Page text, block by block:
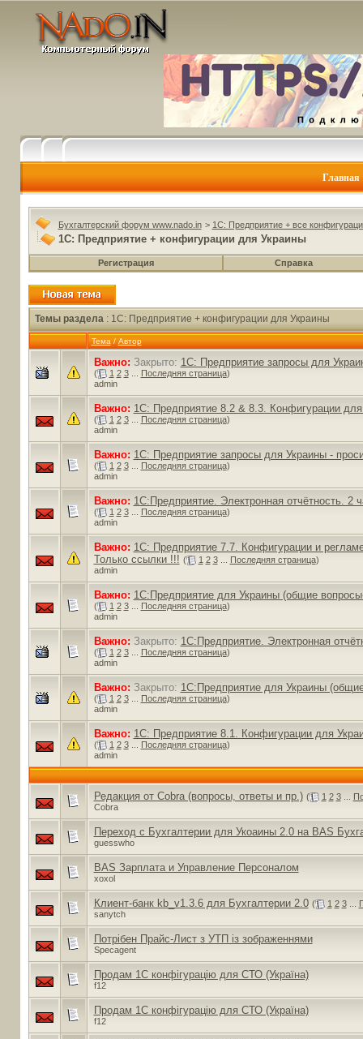
Главная
Бухгалтерский форум www.nado.in > 1C: Предприятие + все
1C: Предприятие + конфигурации для Украины
Регистрация Справка
Темы раздела: 1C: Предприятие + конфигурации для Украины
Тема / Автор
Важно: Закрыто: 1С: Предприятие запросы для
( 1 2 3... Последняя страница)
admin
Важно: 1С: Предприятие 8.2 & 8.3. Конфигурации
( 1 2 3... Последняя страница)
admin
Важно: 1С: Предприятие запросы для Украины -
( 1 2 3... Последняя страница)
admin
Важно: 1С:Предприятие. Электронная отчётность. 2
( 1 2 3... Последняя страница)
admin
Важно: 1С: Предприятие 7.7. Конфигурации и
Только ссылки !!! ( 1 2 3... Последняя страница)
admin
Важно: 1С:Предприятие для Украины (общие
( 1 2 3... Последняя страница)
admin
Важно: Закрыто: 1С:Предприятие. Электронная
( 1 2 3... Последняя страница)
admin
Важно: Закрыто: 1С:Предприятие для Украины
( 1 2 3... Последняя страница)
admin
Важно: 1С: Предприятие 8.1. Конфигурации для
( 1 2 3... Последняя страница)
admin
Редакция от Cobra (вопросы, ответы и пр.) ( 1 2 3...
Cobra
Переход с Бухгалтерии для Укоаины 2.0 на BAS
guesswho
BAS Зарплата и Управление Персоналом
xoxol
Клиент-банк kb_v1.3.6 для Бухгалтерии 2.0 ( 1 2 3...
sanytch
Потрібен Прайс-Лист з УТП із зображеннями
Specagent
Продам 1С конфігурацію для СТО (Україна)
f12
Продам 1С конфігурацію для СТО (Україна)
f12